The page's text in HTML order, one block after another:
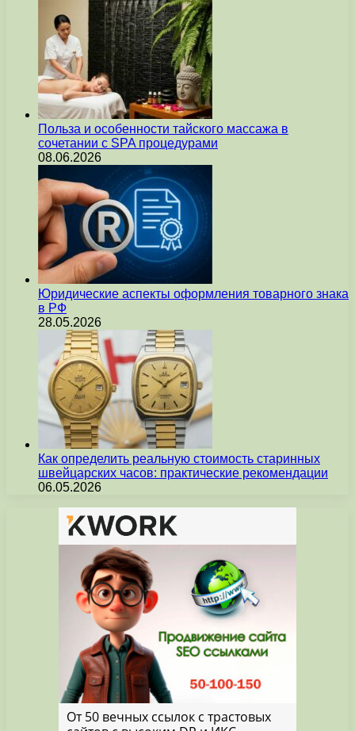
Польза и особенности тайского массажа в
сочетании с SPA процедурами
08.06.2026
Юридические аспекты оформления товарного знака
в РФ
28.05.2026
Как определить реальную стоимость старинных
швейцарских часов: практические рекомендации
06.05.2026